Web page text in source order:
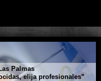
Palmas
elija profesionales"